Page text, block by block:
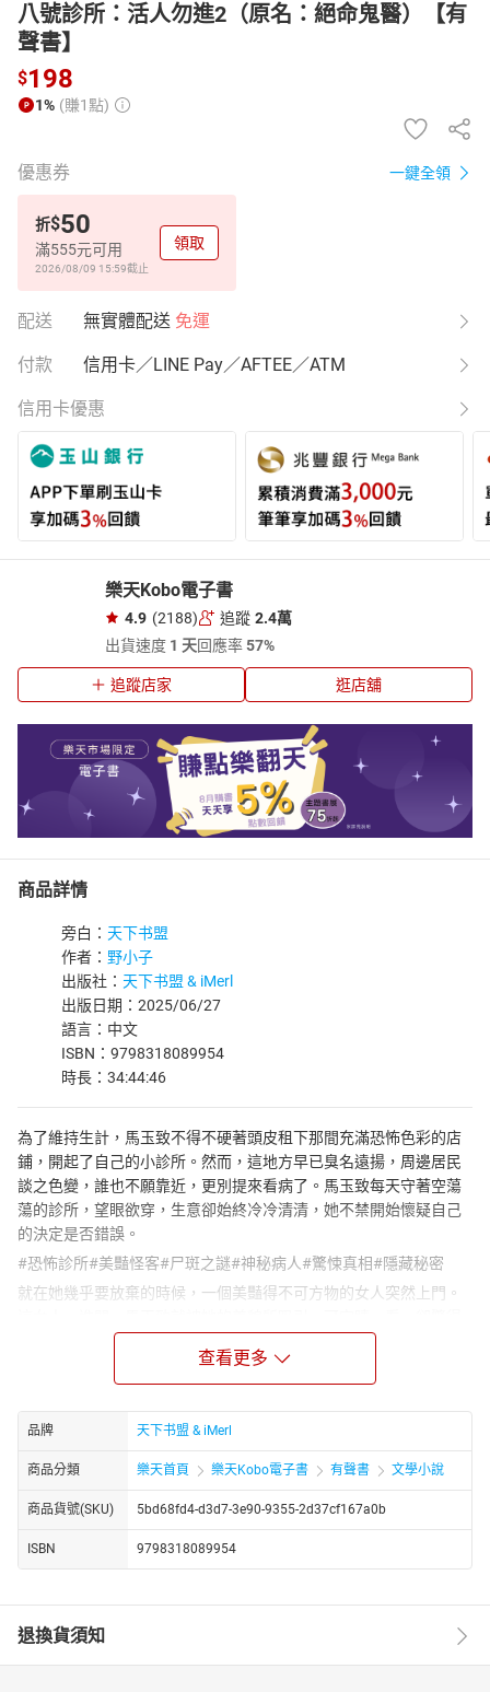
八號診所：活人勿進2（原名：絕命鬼醫）【有
聲書】
$198
1% (賺1點)
優惠券 一鍵全領
折$50
滿555元可用
2026/08/09 15:59截止
領取
配送 無實體配送 免運
付款 信用卡／LINE Pay／AFTEE／ATM
信用卡優惠
樂天Kobo電子書
4.9 (2188) 追蹤 2.4萬
出貨速度 1 天回應率57%
追蹤店家 逛店舖
商品詳情
旁白： 天下书盟
作者： 野小子
出版社： 天下书盟 & iMerl
出版日期：2025/06/27
語言：中文
ISBN：9798318089954
時長：34:44:46
為了維持生計，馬玉致不得不硬著頭皮租下那間充滿恐怖色彩的店
鋪，開起了自己的小診所。然而，這地方早已臭名遠揚，周邊居民
談之色變，誰也不願靠近，更別提來看病了。馬玉致每天守著空蕩
蕩的診所，望眼欲穿，生意卻始終冷冷清清，她不禁開始懷疑自己
的決定是否錯誤。
#恐怖診所#美豔怪客#尸斑之謎#神秘病人#驚悚真相#隱藏秘密
就在她幾乎要放棄的時候，一個美豔得不可方物的女人突然上門。
差點叫出聲來——女人的身上竟然長滿了尸斑！那密密麻麻的斑點，
在昏暗的燈光下顯得格外詭異，讓人毛骨悚然。馬玉致心中驚恐萬
分，但職業本能又讓她強忍著恐懼，試圖弄清楚這究竟是怎麼一回
事。
從這一天起，馬玉致的診所便不再平靜。一個個奇形怪狀、身份不
明的“病人”接踵而至，他們有的身負怪病，有的似乎被邪祟附身，每
個人都帶著不為人知的秘密。馬玉致在這充滿驚悚與未知的診所
裡，憑藉著自己的智慧和勇氣，一步步揭開這些神秘事件背後的真
https://youtube.com/@tianxiagushi?si=ZstiltPoiwO0g4fT
查看更多
品牌 天下书盟 & iMerl
商品分類 樂天首頁 樂天Kobo電子書 有聲書 文學小說
商品貨號(SKU) 5bd68fd4-d3d7-3e90-9355-2d37cf167a0b
ISBN 9798318089954
退換貨須知